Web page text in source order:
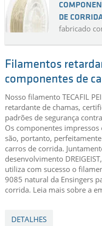
DE
fabricado
Filamentos
componentes de
Nosso filamento TECAFIL
retardante de chamas,
padrões de segurança
Os componentes
são, portanto,
carros de corrida.
desenvolvimento
utiliza com sucesso o
9085 natural da Ensingers
corrida. Leia mais sobre a
DETALHES